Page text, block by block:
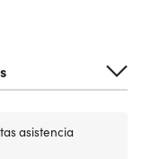
asistencia